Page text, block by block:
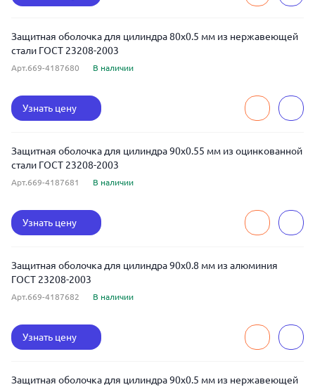
Защитная оболочка для цилиндра 80x0.5 мм из нержавеющей
стали ГОСТ 23208-2003
Арт.669-4187680 В наличии
Узнать цену
Защитная оболочка для цилиндра 90x0.55 мм из оцинкованной
стали ГОСТ 23208-2003
Арт.669-4187681 В наличии
Узнать цену
Защитная оболочка для цилиндра 90x0.8 мм из алюминия
ГОСТ 23208-2003
Арт.669-4187682 В наличии
Узнать цену
Защитная оболочка для цилиндра 90x0.5 мм из нержавеющей